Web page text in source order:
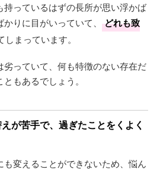
持っているはずの長所が思い浮かば
りに目がいっていて、
どれも致
しまっています。
っていて、何も特徴のない存在だ
もあるでしょう。
が苦手で、過ぎたことをくよく
変えることができないため、悩ん